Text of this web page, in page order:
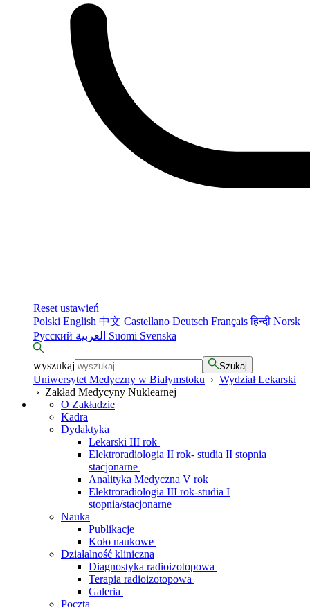
Reset ustawień
Polski English 中文 Castellano Deutsch Françaisहिन्दी Norsk
Русский
Suomi Svenska
wyszukaj Szukaj
Uniwersytet Medyczny w Białymstoku › Wydział Lekarski
› Zakład Medycyny Nuklearnej
O Zakładzie
Kadra
Dydaktyka
Lekarski III rok
Elektroradiologia II rok- studia II stopnia
stacjonarne
Analityka Medyczna V rok
Elektroradiologia III rok-studia I
stopnia/stacjonarne
Nauka
Publikacje
Koło naukowe
Działalność kliniczna
Diagnostyka radioizotopowa
Terapia radioizotopowa
Galeria
Poczta